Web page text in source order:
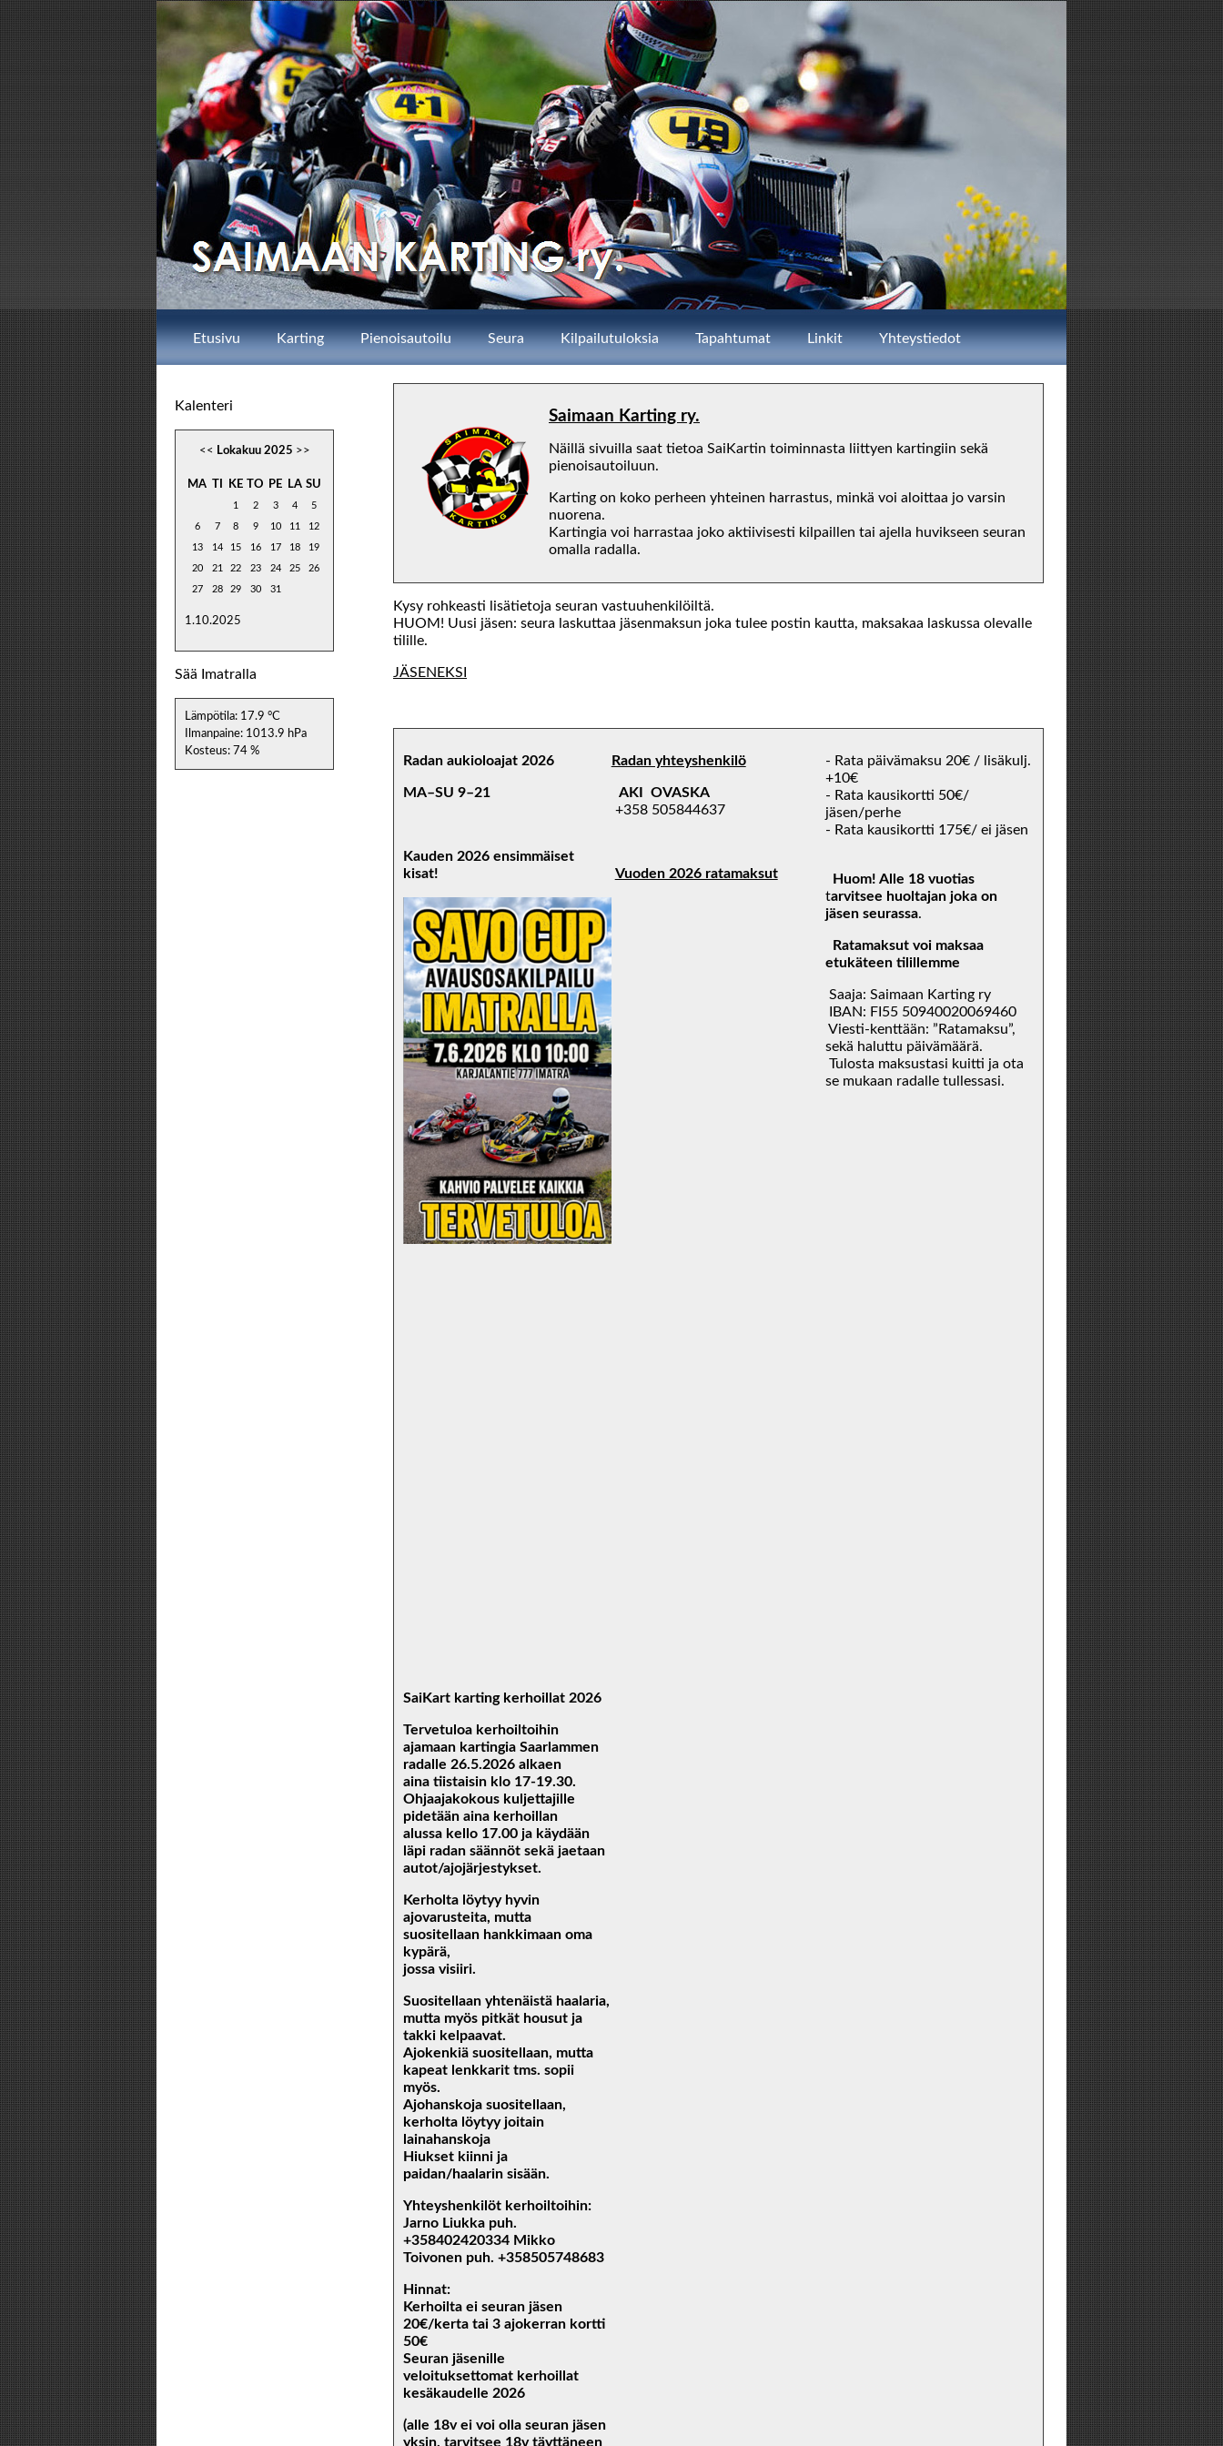
Etusivu Karting Pienoisautoilu Seura Kilpailutuloksia Tapahtumat Linkit Yhteystiedot
Kalenteri
<< Lokakuu 2025 >>
MA TI KE TO PE LA SU
1 2 3 4 5
6 7 8 9 10 11 12
13 14 15 16 17 18 19
20 21 22 23 24 25 26
27 28 29 30 31
1.10.2025
Sää Imatralla
Lämpötila: 17.9 °C
Ilmanpaine: 1013.9 hPa
Kosteus: 74 %
Saimaan Karting ry.
Näillä sivuilla saat tietoa SaiKartin toiminnasta liittyen kartingiin sekä
pienoisautoiluun.
Karting on koko perheen yhteinen harrastus, minkä voi aloittaa jo varsin
nuorena.
Kartingia voi harrastaa joko aktiivisesti kilpaillen tai ajella huvikseen seuran
omalla radalla.
Kysy rohkeasti lisätietoja seuran vastuuhenkilöiltä.
HUOM! Uusi jäsen: seura laskuttaa jäsenmaksun joka tulee postin kautta, maksakaa laskussa olevalle
tilille.
JÄSENEKSI
Radan aukioloajat 2026
MA–SU 9–21
Kauden 2026 ensimmäiset
kisat!
SaiKart karting kerhoillat 2026
Tervetuloa kerhoiltoihin
ajamaan kartingia Saarlammen
radalle 26.5.2026 alkaen
aina tiistaisin klo 17-19.30.
Ohjaajakokous kuljettajille
pidetään aina kerhoillan
alussa kello 17.00 ja käydään
läpi radan säännöt sekä jaetaan
autot/ajojärjestykset.
Kerholta löytyy hyvin
ajovarusteita, mutta
suositellaan hankkimaan oma
kypärä,
jossa visiiri.
Suositellaan yhtenäistä haalaria,
mutta myös pitkät housut ja
takki kelpaavat.
Ajokenkiä suositellaan, mutta
kapeat lenkkarit tms. sopii
myös.
Ajohanskoja suositellaan,
kerholta löytyy joitain
lainahanskoja
Hiukset kiinni ja
paidan/haalarin sisään.
Yhteyshenkilöt kerhoiltoihin:
Jarno Liukka puh.
+358402420334 Mikko
Toivonen puh. +358505748683
Hinnat:
Kerhoilta ei seuran jäsen
20€/kerta tai 3 ajokerran kortti
50€
Seuran jäsenille
veloituksettomat kerhoillat
kesäkaudelle 2026
(alle 18v ei voi olla seuran jäsen
yksin, tarvitsee 18v täyttäneen
Radan yhteyshenkilö
AKI OVASKA
+358 505844637
Vuoden 2026 ratamaksut
- Rata päivämaksu 20€ / lisäkulj.
+10€
- Rata kausikortti 50€/
jäsen/perhe
- Rata kausikortti 175€/ ei jäsen
Huom! Alle 18 vuotias
tarvitsee huoltajan joka on
jäsen seurassa.
Ratamaksut voi maksaa
etukäteen tilillemme
Saaja: Saimaan Karting ry
IBAN: FI55 50940020069460
Viesti-kenttään: ”Ratamaksu”,
sekä haluttu päivämäärä.
Tulosta maksustasi kuitti ja ota
se mukaan radalle tullessasi.